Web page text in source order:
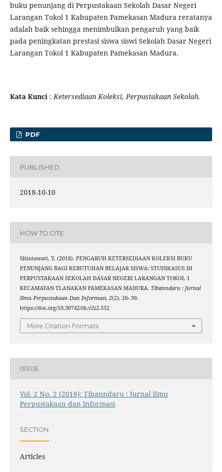
buku penunjang di Perpustakaan Sekolah Dasar Negeri
Larangan Tokol 1 Kabupaten Pamekasan Madura reratanya
adalah baik sehingga menimbulkan pengaruh yang baik
pada peningkatan prestasi siswa siswi Sekolah Dasar Negeri
Larangan Tokol 1 Kabupaten Pamekasan Madura.
Kata Kunci:KetersediaanKoleksi,Perpustakaan Sekolah.
PDF
PUBLISHED
2018-10-10
HOW TO CITE
Shintawati, Y. (2018). PENGARUH KETERSEDIAAN KOLEKSI BUKU
PENUNJANG BAGI KEBUTUHAN BELAJAR SISWA: STUDIKASUS DI
PERPUSTAKAAN SEKOLAH DASAR NEGERI LARANGAN TOKOL 1
KECAMATAN TLANAKAN PAMEKASAN MADURA. Tibanndaru : Jurnal
Ilmu Perpustakaan Dan Informasi, 2(2), 26–39.
https://doi.org/10.30742/tb.v2i2.552
More Citation Formats
ISSUE
Vol. 2 No. 2 (2018): Tibanndaru : Jurnal Ilmu
Perpustakaan dan Informasi
SECTION
Articles